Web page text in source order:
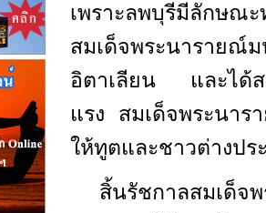
เพราะลพบุรีมีลักษ
สมเด็จพระนารายณ์ม
อิตาเลียน และได้สร้
แรง สมเด็จพระนา
ให้ทูตและชาวต่างปร
สิ้นรัชกาลสมเด็จพ